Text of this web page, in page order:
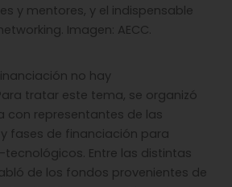
y mentores, y el indispensable
Imagen: AECC.
no hay
tratar este tema, se organizó
con representantes de las
fases de financiación para
Entre las distintas
de los fondos provenientes de